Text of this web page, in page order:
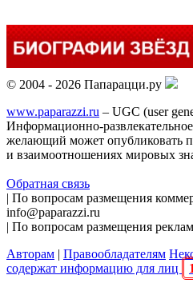
© 2004 - 2026 Папарацци.ру
www.paparazzi.ru – UGC (user
Информационно-
желающий может опубликовать
и взаимоотношениях мировых
Обратная связь
| По вопросам размещения
info@paparazzi.ru
| По вопросам размещения
Авторам | Правообладателям
содержат информацию для лиц